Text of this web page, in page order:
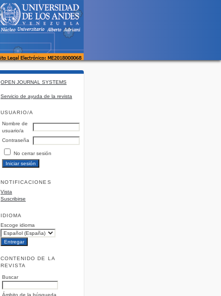
OPEN JOURNAL SYSTEMS
Servicio de ayuda de la revista
USUARIO/A
Nombre de
usuario/a
Contraseña
No cerrar sesión
NOTIFICACIONES
Vista
Suscribirse
IDIOMA
Escoge idioma
CONTENIDO DE LA
REVISTA
Buscar
Ámbito de la búsqueda